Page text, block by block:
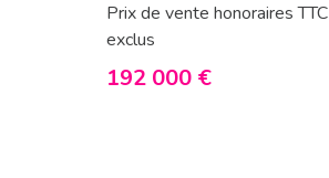
Prix de vente honoraires TTC
exclus
192 000 €